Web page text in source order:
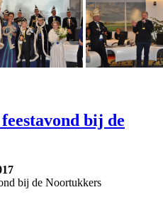
bij de
bij de Noortukkers